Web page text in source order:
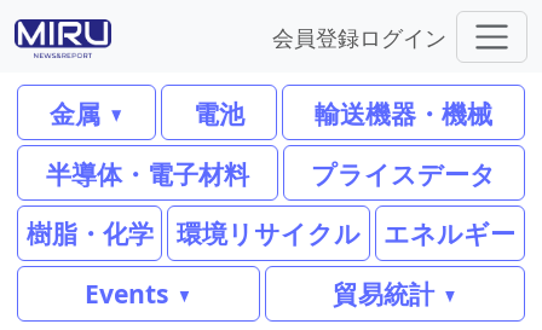
会員登録ログイン
金属 電池
輸送機器・機械
半導体・電子材料
プライスデータ
樹脂・化学
環境リサイクル
エネルギー
Events
貿易統計